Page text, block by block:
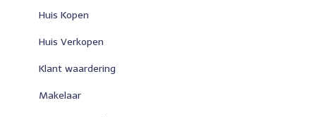
Huis Kopen
Huis Verkopen
Klant waardering
Makelaar